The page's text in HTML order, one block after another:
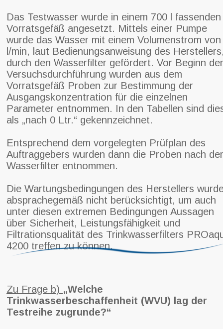
Das Testwasser wurde in einem 700 l fassenden
Vorratsgefäß angesetzt. Mittels einer Pumpe
wurde das Wasser mit einem Volumenstrom
l/min, laut Bedienungsanweisung des
durch den Wasserfilter gefördert. Vor Beginn der
Versuchsdurchführung wurden aus dem
Vorratsgefäß Proben zur Bestimmung der
Ausgangskonzentration für die einzelnen
Parameter entnommen. In den Tabellen sind
als „nach 0 Ltr.“ gekennzeichnet.
Entsprechend dem vorgelegten Prüfplan des
Auftraggebers wurden dann die Proben nach
Wasserfilter entnommen.
Die Wartungsbedingungen des Herstellers
absprachegemäß nicht berücksichtigt, um auch
unter diesen extremen Bedingungen Aussagen
über Sicherheit, Leistungsfähigkeit und
Filtrationsqualität des Trinkwasserfilters
4200 treffen zu können.
Zu Frage b) „Welche
Trinkwasserbeschaffenheit (WVU) lag der
Testreihe zugrunde?“